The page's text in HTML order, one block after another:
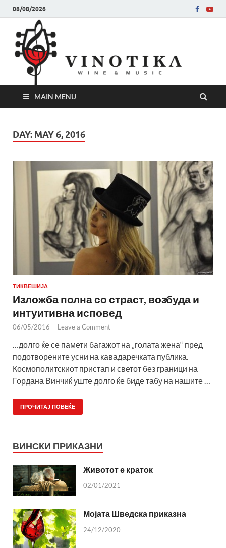
08/08/2026
MAIN MENU
DAY: MAY 6, 2016
ТИКВЕШИЈА
Изложба полна со страст, возбуда и
интуитивна исповед
06/05/2016 - Leave a Comment
…долго ќе се памети багажот на „голата жена“ пред
подотворените усни на кавадаречката публика.
Космополитскиот пристап и светот без граници на
Гордана Винчиќ уште долго ќе биде табу на нашите …
ПРОЧИТАЈ ПОВЕЌЕ
ВИНСКИ ПРИКАЗНИ
Животот е краток
02/01/2021
Мојата Шведска приказна
24/12/2020